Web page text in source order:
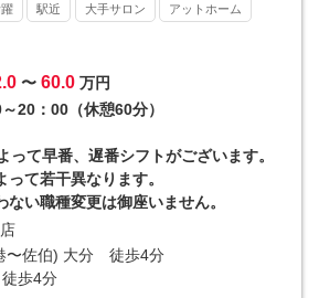
かまえるリーディングカンパニーとして高い
ケティング力 ■■
門によってYoutube、twitter（x）、Instagra
制を整えています。さらに集客～予約入力ま
ことから、店舗の事務作業が最小限で済むと
全て本社で担当するため、個人ノルマなどが
です。
ンティブが発生 ■■
「優秀な人だけ」というイメージがあります
ません。リピート率の高さや成長市場という
駅近 大手サロン アットホーム
〜 60.0 万円
20：00（休憩60分）
て早番、遅番シフトがございます。
て若干異なります。
い職種変更は御座いません。
〜佐伯) 大分 徒歩4分
歩4分